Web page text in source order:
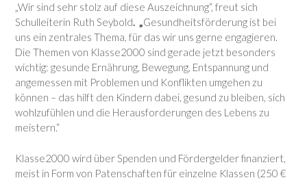
„Wir sind sehr stolz auf diese Auszeichnung“, freut sich
Schulleiterin Ruth Seybold. „Gesundheitsförderung ist bei
uns ein zentrales Thema, für das wir uns gerne engagieren.
Die Themen von Klasse2000 sind gerade jetzt besonders
wichtig: gesunde Ernährung, Bewegung, Entspannung und
angemessen mit Problemen und Konflikten umgehen zu
können – das hilft den Kindern dabei, gesund zu bleiben, sich
wohlzufühlen und die Herausforderungen des Lebens zu
meistern.“
Klasse2000 wird über Spenden und Fördergelder finanziert,
meist in Form von Patenschaften für einzelne Klassen (250 €